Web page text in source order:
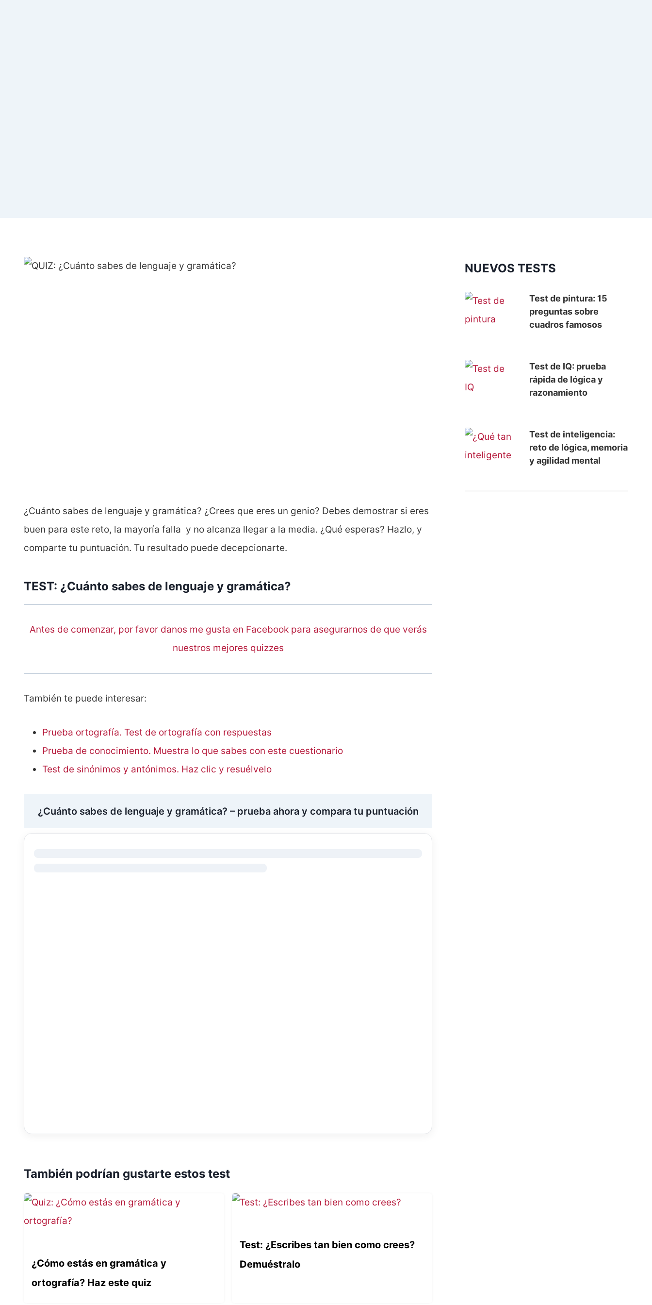
¿Cuánto sabes de lenguaje y gramática? ¿Crees que eres un genio? Debes demostrar si eres
buen para este reto, la mayoría falla y no alcanza llegar a la media. ¿Qué esperas? Hazlo, y
comparte tu puntuación. Tu resultado puede decepcionarte.
TEST: ¿Cuánto sabes de lenguaje y gramática?
Antes de comenzar, por favor danos me gusta en Facebook para asegurarnos de que verás
nuestros mejores quizzes
También te puede interesar:
Prueba ortografía. Test de ortografía con respuestas
Prueba de conocimiento. Muestra lo que sabes con este cuestionario
Test de sinónimos y antónimos. Haz clic y resuélvelo
¿Cuánto sabes de lenguaje y gramática? – prueba ahora y compara tu puntuación
También podrían gustarte estos test
¿Cómo estás en gramática y
ortografía? Haz este quiz
Test: ¿Escribes tan bien como crees?
Demuéstralo
NUEVOS TESTS
Test de pintura: 15
preguntas sobre
cuadros famosos
Test de IQ: prueba
rápida de lógica y
razonamiento
Test de inteligencia:
reto de lógica, memoria
y agilidad mental